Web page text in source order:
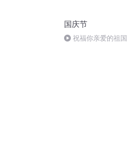
国庆节
祝福你亲爱的祖国